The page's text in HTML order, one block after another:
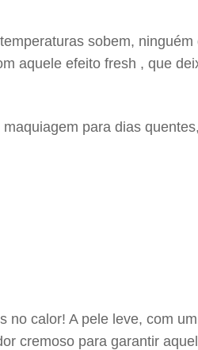
sobem, ninguém
aquele efeito fresh , que
para dias
no calor! A pele leve, com
cremoso para garantir